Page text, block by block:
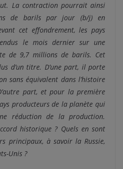
La contraction pourrait ainsi
de barils par jour (b/j) en
cet effondrement, les pays
le mois dernier sur une
de 9,7 millions de barils. Cet
d’un titre. D’une part, il porte
sans équivalent dans l’histoire
part, et pour la première
producteurs de la planète qui
réduction de la production.
historique ? Quels en sont
principaux, à savoir la Russie,
Unis ?